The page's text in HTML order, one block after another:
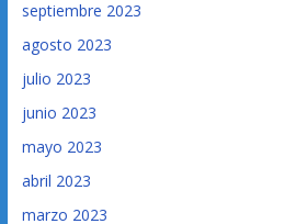
septiembre 2023
agosto 2023
julio 2023
junio 2023
mayo 2023
abril 2023
marzo 2023